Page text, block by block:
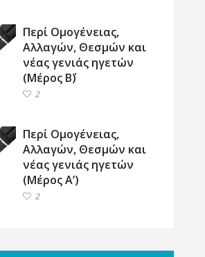
Περί Ομογένειας,
Αλλαγών, Θεσμών και
νέας γενιάς ηγετών
(Μέρος Β΄)
2
Περί Ομογένειας,
Αλλαγών, Θεσμών και
νέας γενιάς ηγετών
(Μέρος Α’)
2